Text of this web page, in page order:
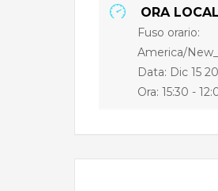
ORA
Fuso orario:
America/
Data: Dic 15
Ora: 15:30 -